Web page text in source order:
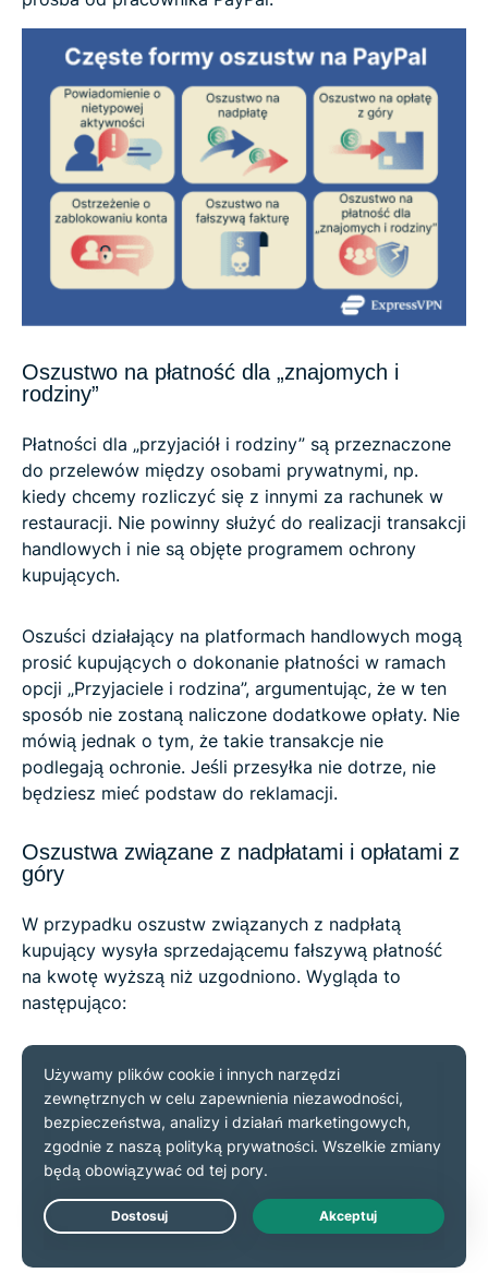
Oszustwo na płatność dla „znajomych i
rodziny”
Płatności dla „przyjaciół i rodziny” są przeznaczone
do przelewów między osobami prywatnymi, np.
kiedy chcemy rozliczyć się z innymi za rachunek w
restauracji. Nie powinny służyć do realizacji transakcji
handlowych i nie są objęte programem ochrony
kupujących.
Oszuści działający na platformach handlowych mogą
prosić kupujących o dokonanie płatności w ramach
opcji „Przyjaciele i rodzina”, argumentując, że w ten
sposób nie zostaną naliczone dodatkowe opłaty. Nie
mówią jednak o tym, że takie transakcje nie
podlegają ochronie. Jeśli przesyłka nie dotrze, nie
będziesz mieć podstaw do reklamacji.
Oszustwa związane z nadpłatami i opłatami z
góry
W przypadku oszustw związanych z nadpłatą
kupujący wysyła sprzedającemu fałszywą płatność
na kwotę wyższą niż uzgodniono. Wygląda to
następująco:
Nadpłata: Kupujący dokonuje płatności przez
PayPal na kwotę znacznie wyższą niż wymagana.
Prośba o zwrot pieniędzy:Kupujący zarzeka się,
że była to pomyłka lub że nadpłata dotyczyła
kosztów wysyłki, i prosi o niezwłoczny zwrot
nadpłaconych środków inną metodą, często
jeszcze zanim pierwotna płatność zostanie
Live Chat